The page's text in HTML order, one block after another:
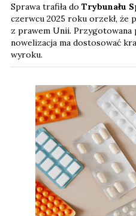
Sprawa trafiła do Trybunału
czerwcu 2025 roku orzekł, że
z prawem Unii.
nowelizacja ma dostosować
wyroku.